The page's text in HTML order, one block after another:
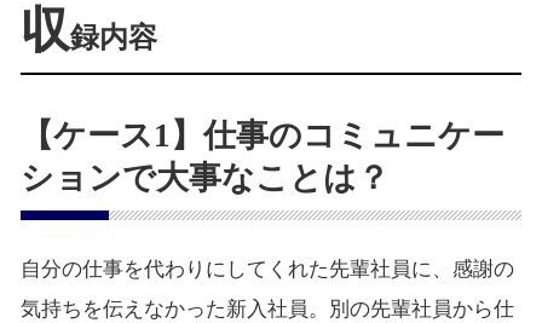
収録内容
【ケース1】仕事のコミュニケー
ションで大事なことは？
自分の仕事を代わりにしてくれた先輩社員に、感謝の
気持ちを伝えなかった新入社員。別の先輩社員から仕